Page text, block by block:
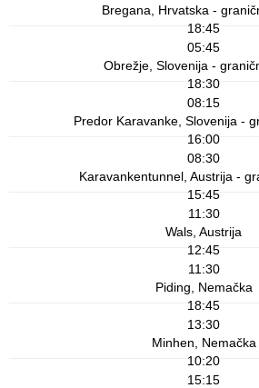
Bregana, Hrvatska -
18:45
05:45
Obrežje, Slovenija -
18:30
08:15
Predor Karavanke, Slovenija -
16:00
08:30
Karavankentunnel, Austrija -
15:45
11:30
Wals, Austrija
12:45
11:30
Piding, Nemačka
18:45
13:30
Minhen, Nemačka
10:20
15:15